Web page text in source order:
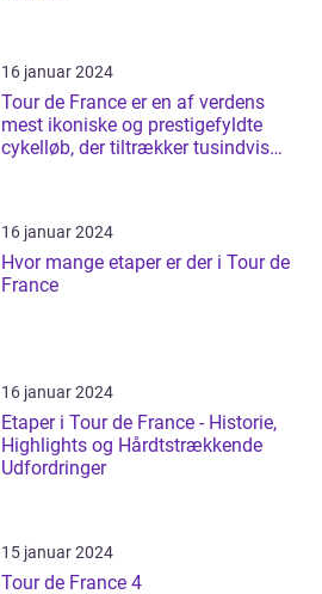
16 januar 2024
Tour de France er en af verdens
mest ikoniske og prestigefyldte
cykelløb, der tiltrækker tusindvis
16 januar 2024
Hvor mange etaper er der i Tour de
France
16 januar 2024
Etaper i Tour de France - Historie,
Highlights og Hårdtstrækkende
Udfordringer
15 januar 2024
Tour de France 4